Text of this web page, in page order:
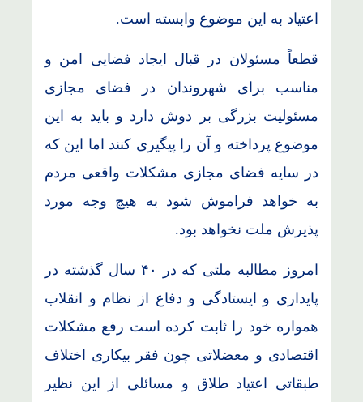
اعتیاد به این موضوع وابسته است.
قطعاً مسئولان در قبال ایجاد فضایی امن و
مناسب برای شهروندان در فضای مجازی
مسئولیت بزرگی بر دوش دارد و باید به این
موضوع پرداخته و آن را پیگیری کنند اما این که
در سایه فضای مجازی مشکلات واقعی مردم
به خواهد فراموش شود به هیچ وجه مورد
پذیرش ملت نخواهد بود.
امروز مطالبه ملتی که در ۴۰ سال گذشته در
پایداری و ایستادگی و دفاع از نظام و انقلاب
همواره خود را ثابت کرده است رفع مشکلات
اقتصادی و معضلاتی چون فقر بیکاری اختلاف
طبقاتی اعتیاد طلاق و مسائلی از این نظیر